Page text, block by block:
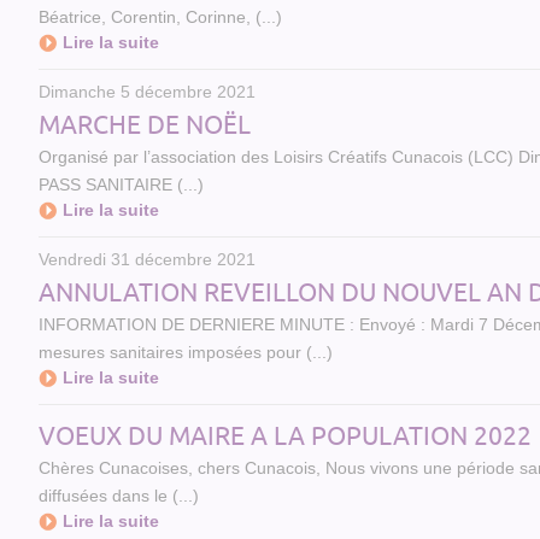
Béatrice, Corentin, Corinne, (...)
Lire la suite
Dimanche 5 décembre 2021
MARCHE DE NOËL
Organisé par l’association des Loisirs Créatifs Cunacois (LCC)
PASS SANITAIRE (...)
Lire la suite
Vendredi 31 décembre 2021
ANNULATION REVEILLON DU NOUVEL AN
INFORMATION DE DERNIERE MINUTE : Envoyé : Mardi 7
mesures sanitaires imposées pour (...)
Lire la suite
VOEUX DU MAIRE A LA POPULATION 2022
Chères Cunacoises, chers Cunacois, Nous vivons une période
diffusées dans le (...)
Lire la suite